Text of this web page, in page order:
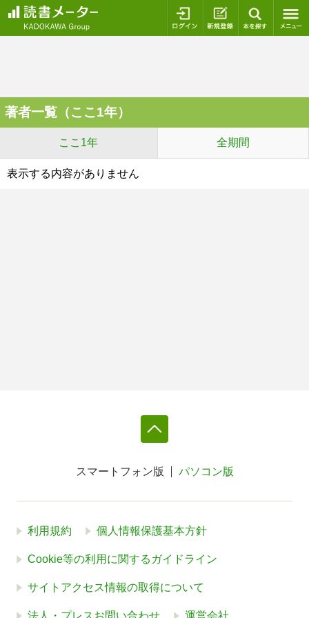
ログイン 新規登録
著者一覧（ここ1年）
ここ1年 全期間
表示する内容がありません
スマートフォン版 パソコン版
利用規約 個人情報保護基本方針
Cookie等の利用に関するガイドライン
サイトアクセス情報の取得について
法人・プレスお問い合わせ 運営会社